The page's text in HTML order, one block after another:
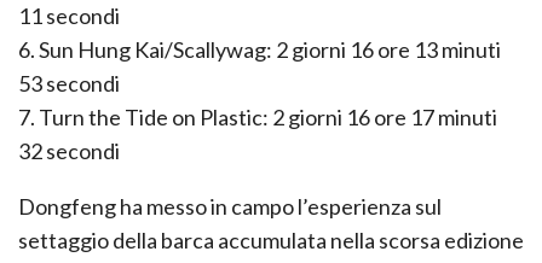
11 secondi
6. Sun Hung Kai/Scallywag: 2 giorni 16 ore 13 minuti
53 secondi
7. Turn the Tide on Plastic: 2 giorni 16 ore 17 minuti
32 secondi
Dongfeng ha messo in campo l’esperienza sul
settaggio della barca accumulata nella scorsa edizione